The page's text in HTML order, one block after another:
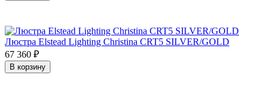
Люстра Elstead Lighting Christina CRT5 SILVER/GOLD
67 360 ₽
В корзину